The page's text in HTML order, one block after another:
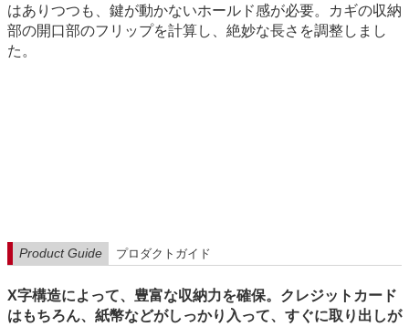
はありつつも、鍵が動かないホールド感が必要。カギの収納
部の開口部のフリップを計算し、絶妙な長さを調整しまし
た。
Product Guide プロダクトガイド
X字構造によって、豊富な収納力を確保。クレジットカード
はもちろん、紙幣などがしっかり入って、すぐに取り出しが